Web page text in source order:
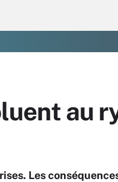
au
Les